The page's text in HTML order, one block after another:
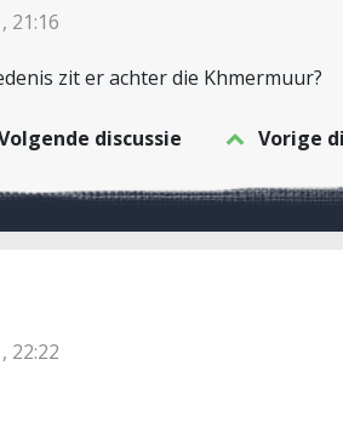
21:16
zit er achter die Khmermuur?
discussie Vorige
22:22